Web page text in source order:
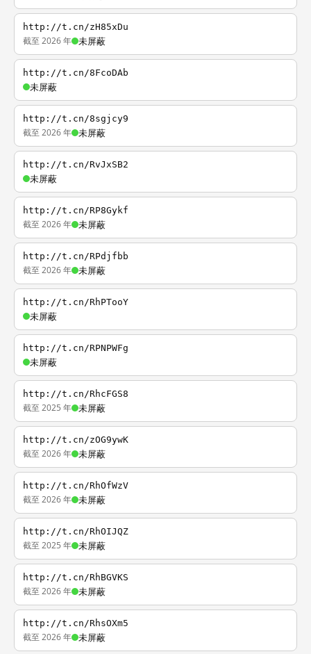
http://t.cn/zH85xDu
截至 2026 年 未屏蔽
http://t.cn/8FcoDAb
未屏蔽
http://t.cn/8sgjcy9
截至 2026 年 未屏蔽
http://t.cn/RvJxSB2
未屏蔽
http://t.cn/RP8Gykf
截至 2026 年 未屏蔽
http://t.cn/RPdjfbb
截至 2026 年 未屏蔽
http://t.cn/RhPTooY
未屏蔽
http://t.cn/RPNPWFg
未屏蔽
http://t.cn/RhcFGS8
截至 2025 年 未屏蔽
http://t.cn/zOG9ywK
截至 2026 年 未屏蔽
http://t.cn/RhOfWzV
截至 2026 年 未屏蔽
http://t.cn/RhOIJQZ
截至 2025 年 未屏蔽
http://t.cn/RhBGVKS
截至 2026 年 未屏蔽
http://t.cn/RhsOXm5
截至 2026 年 未屏蔽